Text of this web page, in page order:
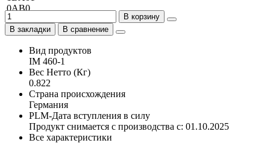
В корзину
В закладки
В сравнение
Вид продуктов
IM 460-1
Вес Нетто (Кг)
0.822
Страна происхождения
Германия
PLM-Дата вступления в силу
Продукт снимается с производства с: 01.10.2025
Все характеристики